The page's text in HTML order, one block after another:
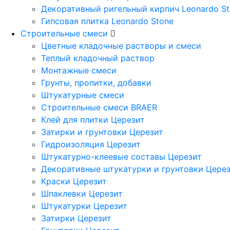
Декоративный ригельный кирпич Leonardo
Гипсовая плитка Leonardo Stone
Строительные смеси
Цветные кладочные растворы и смеси
Теплый кладочный раствор
Монтажные смеси
Грунты, пропитки, добавки
Штукатурные смеси
Строительные смеси BRAER
Клей для плитки Церезит
Затирки и грунтовки Церезит
Гидроизоляция Церезит
Штукатурно-клеевые составы Церезит
Декоративные штукатурки и грунтовки
Краски Церезит
Шпаклевки Церезит
Штукатурки Церезит
Затирки Церезит